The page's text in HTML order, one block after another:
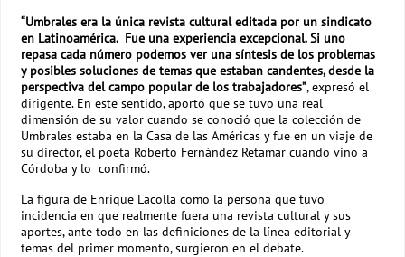
“Umbrales era la única revista cultural editada por un sindicato
en Latinoamérica. Fue una experiencia excepcional. Si uno
repasa cada número podemos ver una síntesis de los problemas
y posibles soluciones de temas que estaban candentes, desde la
perspectiva del campo popular de los trabajadores”, expresó el
dirigente. En este sentido, aportó que se tuvo una real
dimensión de su valor cuando se conoció que la colección de
Umbrales estaba en la Casa de las Américas y fue en un viaje de
su director, el poeta Roberto Fernández Retamar cuando vino a
Córdoba y lo confirmó.
La figura de Enrique Lacolla como la persona que tuvo
incidencia en que realmente fuera una revista cultural y sus
aportes, ante todo en las definiciones de la línea editorial y
temas del primer momento, surgieron en el debate.